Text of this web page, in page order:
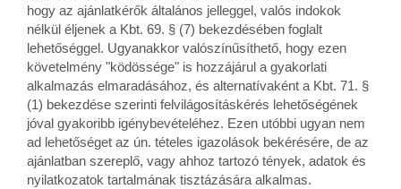
hogy az ajánlatkérők általános jelleggel, valós indokok
nélkül éljenek a Kbt. 69. § (7) bekezdésében foglalt
lehetőséggel. Ugyanakkor valószínűsíthető, hogy ezen
követelmény "ködössége" is hozzájárul a gyakorlati
alkalmazás elmaradásához, és alternatívaként a Kbt. 71. §
(1) bekezdése szerinti felvilágosításkérés lehetőségének
jóval gyakoribb igénybevételéhez. Ezen utóbbi ugyan nem
ad lehetőséget az ún. tételes igazolások bekérésére, de az
ajánlatban szereplő, vagy ahhoz tartozó tények, adatok és
nyilatkozatok tartalmának tisztázására alkalmas.